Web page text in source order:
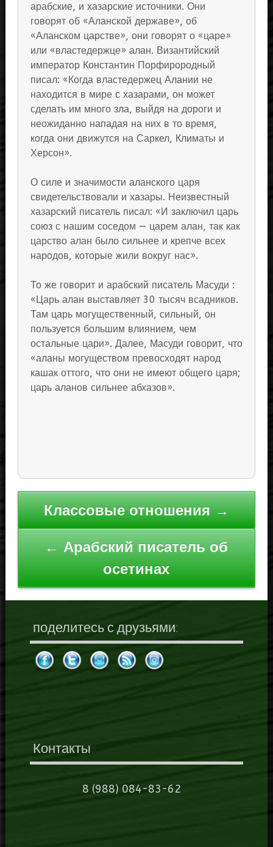
арабские, и хазарские источники. Они
говорят об «Аланской державе», об
«Аланском царстве», они говорят о «царе»
или «властедержце» алан. Византийский
император Константин Порфирородный
писал: «Когда властедержец Алании не
находится в мире с хазарами, он может
сделать им много зла, выйдя на дороги и
неожиданно нападая на них в то время,
когда они движутся на Саркел, Климаты и
Херсон».
О силе и значимости аланского царя
свидетельствовали и хазары. Неизвестный
хазарский писатель писал: «И заключил царь
союз с нашим соседом — царем алан, так как
царство алан было сильнее и крепче всех
народов, которые жили вокруг нас».
То же говорит и арабский писатель Масуди :
«Царь алан выставляет 30 тысяч всадников.
Там царь могущественный, сильный, он
пользуется большим влиянием, чем
остальные цари». Далее, Масуди говорит, что
«аланы могуществом превосходят народ
кашак оттого, что они не имеют общего царя;
царь аланов сильнее абхазов».
Навигация
по
записям
Классовые отношения →
← Арабский писатель об
осетинах
поделитесь с друзьями:
Контакты
8 (988) 084-83-62